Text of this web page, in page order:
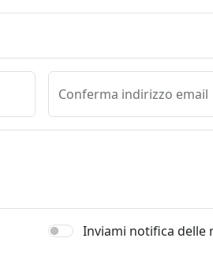
Conferma indirizzo email
Inviami notifica delle